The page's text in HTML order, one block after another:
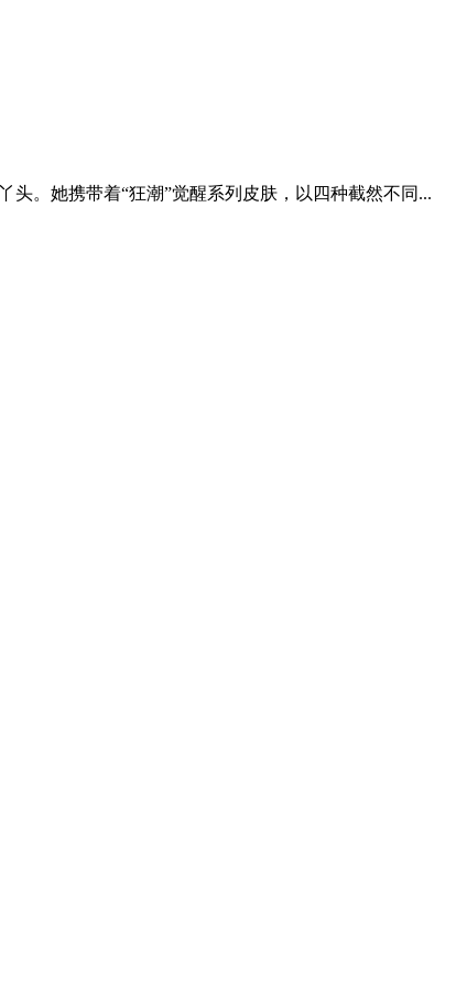
。她携带着“狂潮”觉醒系列皮肤，以四种截然不同...